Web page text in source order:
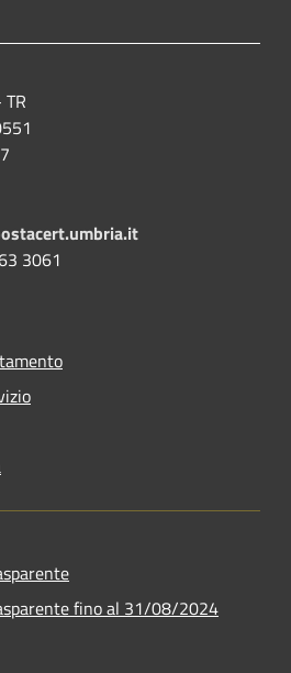
3061
fino al 31/08/2024